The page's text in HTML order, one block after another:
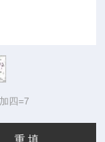
四=7